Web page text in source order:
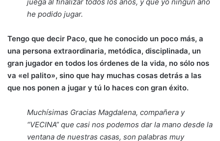
he podido jugar.
Tengo que decir Paco, que he conocido un poco más, a
una persona extraordinaria, metódica, disciplinada, un
gran jugador en todos los órdenes de la vida, no sólo nos
va «el palito», sino que hay muchas cosas detrás a las
que nos ponen a jugar y tú lo haces con gran éxito.
Muchísimas Gracias Magdalena, compañera y
“VECINA” que casi nos podemos dar la mano desde la
ventana de nuestras casas, son palabras muy